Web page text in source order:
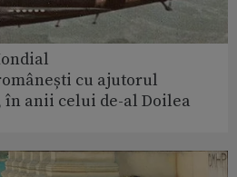
cu ajutorul
anii celui de-al Doilea